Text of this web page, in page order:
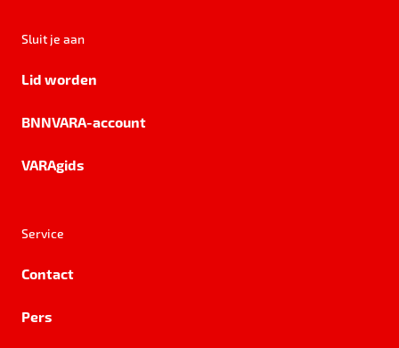
Sluit je aan
Lid worden
BNNVARA-account
VARAgids
Service
Contact
Pers